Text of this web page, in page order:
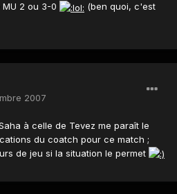
2 ou 3-0
(ben quoi, c'est
2007
à celle de Tevez me paraît le
du coatch pour ce match ;
de jeu si la situation le permet